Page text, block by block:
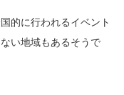
的に行われるイベント
い地域もあるそうで